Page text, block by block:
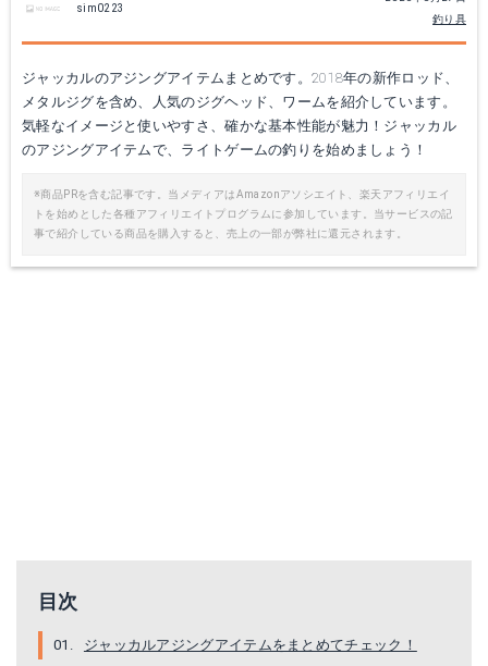
釣り具
sim0223
ジャッカルのアジングアイテムまとめです。2018年の新作ロッド、
メタルジグを含め、人気のジグヘッド、ワームを紹介しています。
気軽なイメージと使いやすさ、確かな基本性能が魅力！ジャッカル
のアジングアイテムで、ライトゲームの釣りを始めましょう！
※商品PRを含む記事です。当メディアはAmazonアソシエイト、楽天アフィリエイ
トを始めとした各種アフィリエイトプログラムに参加しています。当サービスの記
事で紹介している商品を購入すると、売上の一部が弊社に還元されます。
目次
ジャッカルアジングアイテムをまとめてチェック！
ジャッカル(JACKALL) キビキビ ダートジグヘッド 1.5g【あす楽対応】
楽天で詳細を見る 楽天で詳細を見る
楽天で詳細を見る